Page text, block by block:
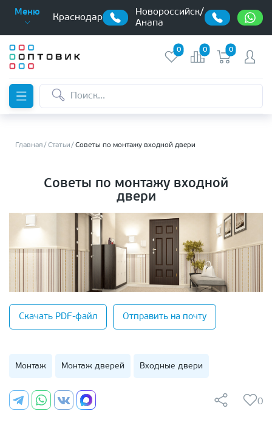
Меню
Краснодар
Новороссийск/
Анапа
0 0 0
Главная Статьи Советы по монтажу входной двери
Советы по монтажу входной
двери
Скачать PDF-файл Отправить на почту
Монтаж Монтаж дверей Входные двери
0